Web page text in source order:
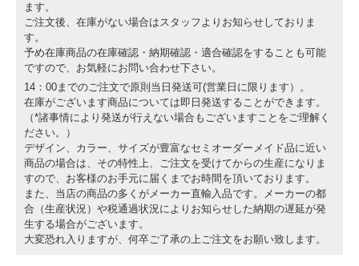
ます。
ご注文後、在庫がない場合はスタッフよりお知らせしておりま
す。
予め在庫商品の在庫確認・納期確認・適合確認をすることも可能
ですので、お気軽にお問い合わせ下さい。
14：00までのご注文で原則当日発送可(営業日に限ります）。
在庫がございます商品については即日発送することができます。
（*諸事情により発送が行えない場合もございますことをご理解く
ださい。）
デザイン、カラー、サイズが豊富なセミオーダーメイド品に近い
商品の場合は、その特性上、ご注文を受けてからの生産になりま
すので、お客様のお手元に届くまでお時間を頂いております。
また、当店の商品の多くがメーカー直輸入品です。メーカーの都
合（生産状況）や税通過状況によりお知らせした納期の遅延が発
生する場合がございます。
大変恐れ入りますが、何卒ご了承の上ご注文をお願い致します。